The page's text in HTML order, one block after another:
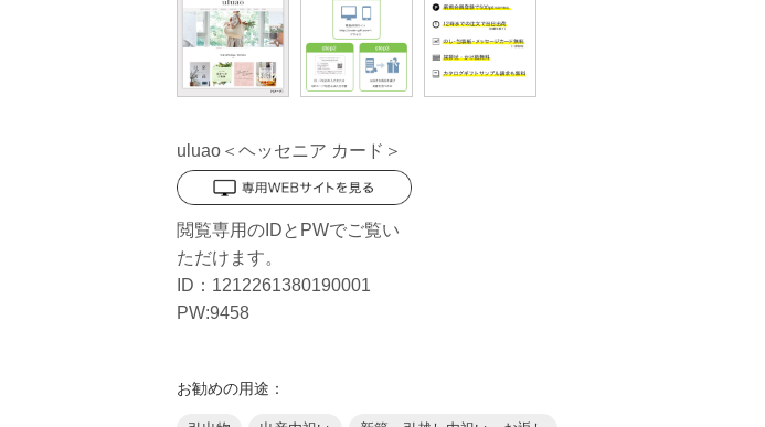
uluao＜ヘッセニア カード＞
閲覧専用のIDとPWでご覧い
ただけます。
ID：1212261380190001
PW:9458
お勧めの用途：